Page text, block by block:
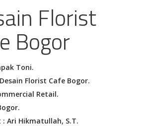
Florist
Bogor
Toni.
Florist Cafe Bogor.
Retail.
Ari Hikmatullah, S.T.